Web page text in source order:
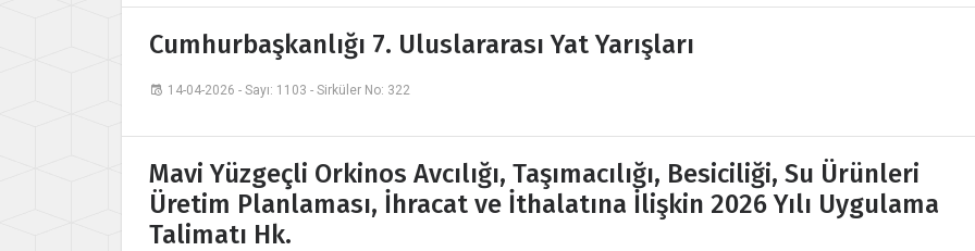
Cumhurbaşkanlığı 7. Uluslararası Yat Yarışları
14-04-2026 - Sayı: 1103 - Sirküler No: 322
Mavi Yüzgeçli Orkinos Avcılığı, Taşımacılığı, Besiciliği, Su Ürünleri
Üretim Planlaması, İhracat ve İthalatına İlişkin 2026 Yılı Uygulama
Talimatı Hk.